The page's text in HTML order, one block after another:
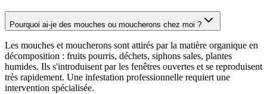
Pourquoi ai-je des mouches ou moucherons chez moi ?
Les mouches et moucherons sont attirés par la matière organique en
décomposition : fruits pourris, déchets, siphons sales, plantes
humides. Ils s'introduisent par les fenêtres ouvertes et se reproduisent
très rapidement. Une infestation professionnelle requiert une
intervention spécialisée.